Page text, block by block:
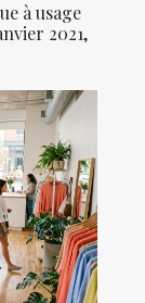
à usage
2021,